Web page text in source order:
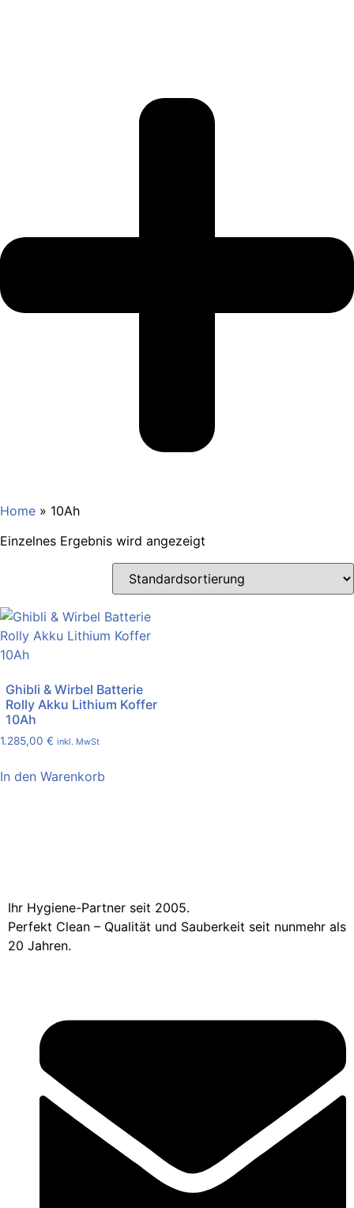
Home » 10Ah
Einzelnes Ergebnis wird angezeigt
Ghibli & Wirbel Batterie
Rolly Akku Lithium Koffer
10Ah
1.285,00 € inkl. MwSt
In den Warenkorb
Ihr Hygiene-Partner seit 2005.
Perfekt Clean – Qualität und Sauberkeit seit nunmehr als
20 Jahren.